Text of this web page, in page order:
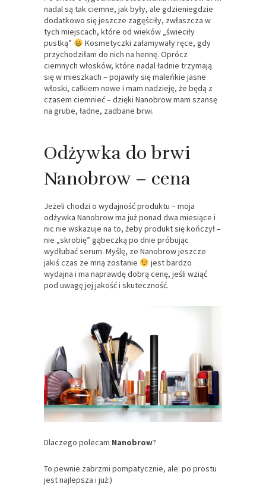
nadal są tak ciemne, jak były, ale gdzieniegdzie
dodatkowo się jeszcze zagęściły, zwłaszcza w
tych miejscach, które od wieków „świeciły
pustką”
Kosmetyczki załamywały ręce, gdy
przychodziłam do nich na hennę. Oprócz
ciemnych włosków, które nadal ładnie trzymają
się w mieszkach – pojawiły się maleńkie jasne
włoski, całkiem nowe i mam nadzieję, że będą z
czasem ciemnieć – dzięki Nanobrow mam szansę
na grube, ładne, zadbane brwi.
Odżywka do brwi
Nanobrow – cena
Jeżeli chodzi o wydajność produktu – moja
odżywka Nanobrow ma już ponad dwa miesiące i
nic nie wskazuje na to, żeby produkt się kończył –
nie „skrobię” gąbeczką po dnie próbując
wydłubać serum. Myślę, ze Nanobrow jeszcze
jakiś czas ze mną zostanie
jest bardzo
wydajna i ma naprawdę dobrą cenę, jeśli wziąć
pod uwagę jej jakość i skuteczność.
Dlaczego polecam Nanobrow?
To pewnie zabrzmi pompatycznie, ale: po prostu
jest najlepsza i już:)